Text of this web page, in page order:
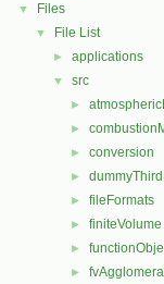
▼ Files
▼ File List
► applications
▼ src
►
►
► conversion
►
► fileFormats
► finiteVolume
►
►